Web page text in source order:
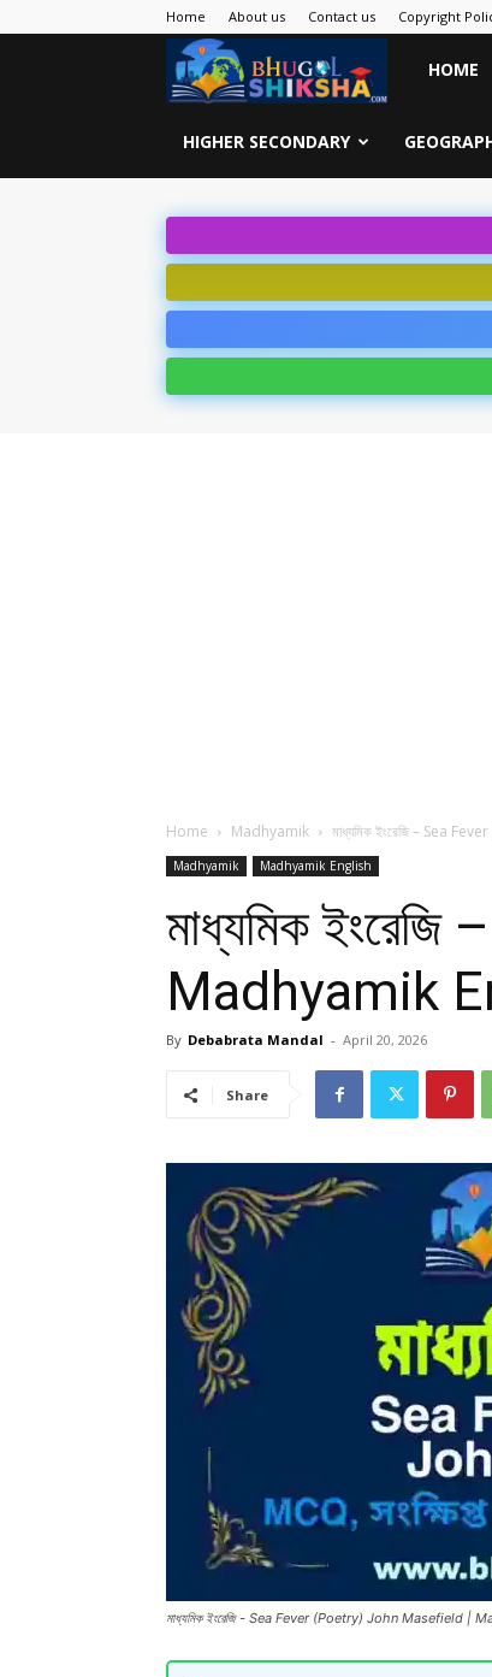
Home About us Contact us Copyright
Bhugol
Shiksha
HOME
HIGHER SECONDARY
Home Madhyamik মাধ্যমিক ইংরেজি – Sea
Madhyamik Madhyamik English
মাধ্যমিক
Madhyamik
By Debabrata Mandal - April 20, 2026
Share
মাধ্যমিক ইংরেজি - Sea Fever (Poetry) John Masefield